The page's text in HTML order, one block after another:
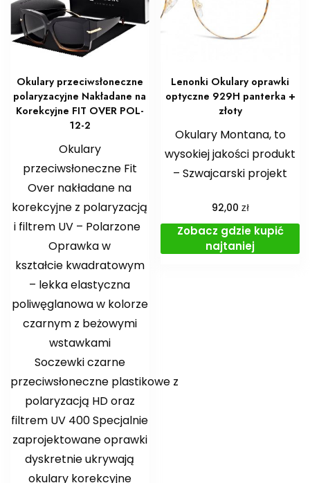
Okulary przeciwsłoneczne
polaryzacyjne Nakładane na
Korekcyjne FIT OVER POL-
12-2
Okulary
przeciwsłoneczne Fit
Over nakładane na
korekcyjne z polaryzacją
i filtrem UV – Polarzone️
Oprawka w
kształcie kwadratowym
– lekka elastyczna
poliwęglanowa w kolorze
czarnym z beżowymi
wstawkami
Soczewki czarne
przeciwsłoneczne plastikowe z
polaryzacją HD oraz
filtrem UV 400 Specjalnie
zaprojektowane oprawki
dyskretnie ukrywają
okulary korekcyjne
Lenonki Okulary oprawki
optyczne 929H panterka +
złoty
Okulary Montana, to
wysokiej jakości produkt
– Szwajcarski projekt
92,00 zł
Zobacz gdzie kupić
najtaniej